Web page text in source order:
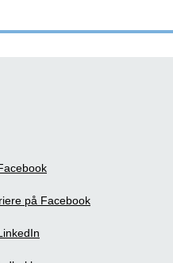
på Facebook